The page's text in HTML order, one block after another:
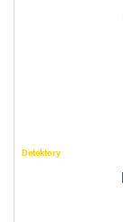
Detektory